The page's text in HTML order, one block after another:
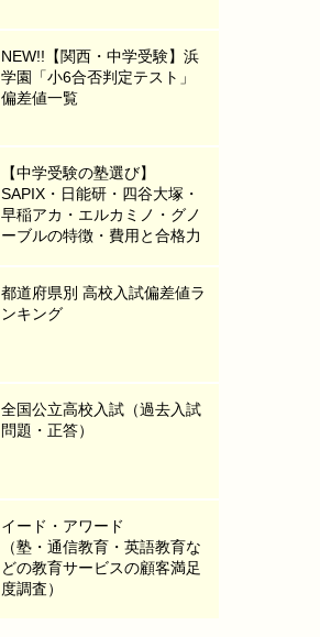
NEW!!【関西・中学受験】浜
学園「小6合否判定テスト」
偏差値一覧
【中学受験の塾選び】
SAPIX・日能研・四谷大塚・
早稲アカ・エルカミノ・グノ
ーブルの特徴・費用と合格力
都道府県別 高校入試偏差値ラ
ンキング
全国公立高校入試（過去入試
問題・正答）
イード・アワード
（塾・通信教育・英語教育な
どの教育サービスの顧客満足
度調査）